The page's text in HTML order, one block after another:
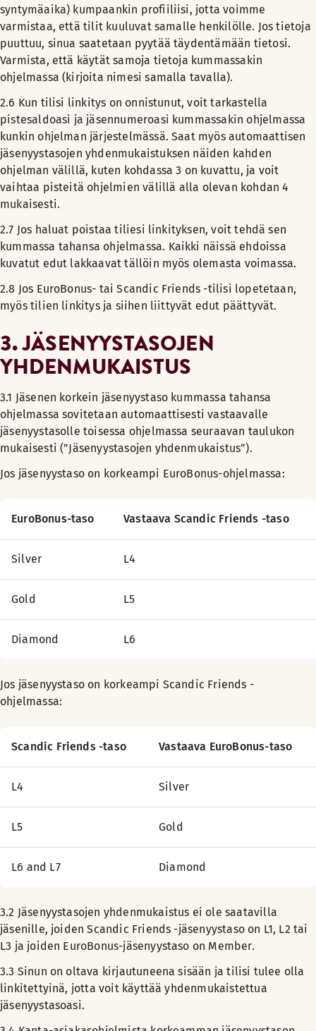
syntymäaika) kumpaankin profiiliisi, jotta voimme
varmistaa, että tilit kuuluvat samalle henkilölle. Jos tietoja
puuttuu, sinua saatetaan pyytää täydentämään tietosi.
Varmista, että käytät samoja tietoja kummassakin
ohjelmassa (kirjoita nimesi samalla tavalla).
2.6 Kun tilisi linkitys on onnistunut, voit tarkastella
pistesaldoasi ja jäsennumeroasi kummassakin ohjelmassa
kunkin ohjelman järjestelmässä. Saat myös automaattisen
jäsenyystasojen yhdenmukaistuksen näiden kahden
ohjelman välillä, kuten kohdassa 3 on kuvattu, ja voit
vaihtaa pisteitä ohjelmien välillä alla olevan kohdan 4
mukaisesti.
2.7 Jos haluat poistaa tiliesi linkityksen, voit tehdä sen
kummassa tahansa ohjelmassa. Kaikki näissä ehdoissa
kuvatut edut lakkaavat tällöin myös olemasta voimassa.
2.8 Jos EuroBonus- tai Scandic Friends -tilisi lopetetaan,
myös tilien linkitys ja siihen liittyvät edut päättyvät.
3.JÄSENYYSTASOJEN
YHDENMUKAISTUS
3.1 Jäsenen korkein jäsenyystaso kummassa tahansa
ohjelmassa sovitetaan automaattisesti vastaavalle
jäsenyystasolle toisessa ohjelmassa seuraavan taulukon
mukaisesti (”Jäsenyystasojen yhdenmukaistus”).
Jos jäsenyystaso on korkeampi EuroBonus-ohjelmassa:
EuroBonus-taso Vastaava Scandic Friends -taso
Silver L4
Gold L5
Diamond L6
Jos jäsenyystaso on korkeampi Scandic Friends -
ohjelmassa:
Scandic Friends -taso Vastaava EuroBonus-taso
L4 Silver
L5 Gold
L6 and L7 Diamond
3.2 Jäsenyystasojen yhdenmukaistus ei ole saatavilla
jäsenille, joiden Scandic Friends -jäsenyystaso on L1, L2 tai
L3 ja joiden EuroBonus-jäsenyystaso on Member.
3.3 Sinun on oltava kirjautuneena sisään ja tilisi tulee olla
linkitettyinä, jotta voit käyttää yhdenmukaistettua
jäsenyystasoasi.